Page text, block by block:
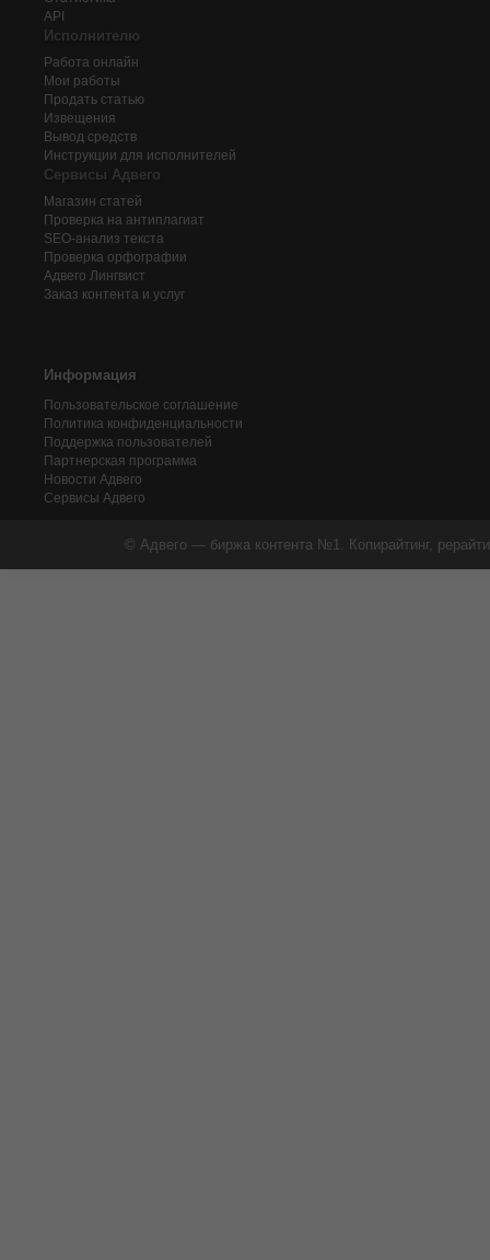
API
Исполнителю
Работа онлайн
Мои работы
Продать статью
Извещения
Вывод средств
Инструкции для исполнителей
Сервисы Адвего
Магазин статей
Проверка на антиплагиат
SEO-анализ текста
Проверка орфографии
Адвего Лингвист
Заказ контента и услуг
Информация
Пользовательское соглашение
Политика конфиденциальности
Поддержка пользователей
Партнерская программа
Новости Адвего
Сервисы Адвего
© Адвего — биржа контента №1. Копирайтинг,